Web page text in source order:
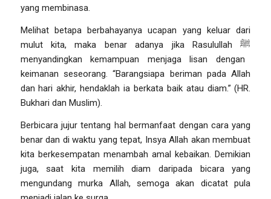
yang membinasa.
Melihat betapa berbahayanya ucapan yang keluar dari
mulut kita, maka benar adanya jika Rasulullahﷺ
menyandingkan kemampuan menjaga lisan dengan
keimanan seseorang. “Barangsiapa beriman pada Allah
dan hari akhir, hendaklah ia berkata baik atau diam.” (HR.
Bukhari dan Muslim).
Berbicara jujur tentang hal bermanfaat dengan cara yang
benar dan di waktu yang tepat, Insya Allah akan membuat
kita berkesempatan menambah amal kebaikan. Demikian
juga, saat kita memilih diam daripada bicara yang
mengundang murka Allah, semoga akan dicatat pula